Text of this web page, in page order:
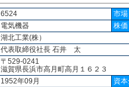
6524
市場
電気機器
株価
湖北工業(株）
代表取締役社長 石井 太
〒529-0241
滋賀県長浜市高月町高月１６２３
1952年09月
資